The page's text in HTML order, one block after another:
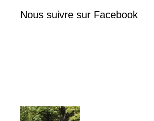
Nous suivre sur Facebook